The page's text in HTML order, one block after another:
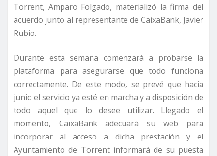
Torrent, Amparo Folgado, materializó la firma del
acuerdo junto al representante de CaixaBank, Javier
Rubio.
Durante esta semana comenzará a probarse la
plataforma para asegurarse que todo funciona
correctamente. De este modo, se prevé que hacia
junio el servicio ya esté en marcha y a disposición de
todo aquel que lo desee utilizar. Llegado el
momento, CaixaBank adecuará su web para
incorporar al acceso a dicha prestación y el
Ayuntamiento de Torrent informará de su puesta